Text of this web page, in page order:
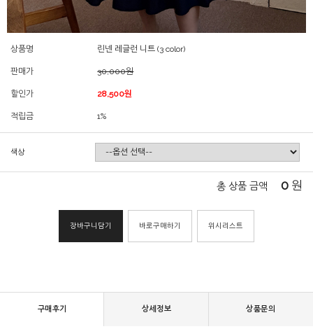
상품명 린넨 레글런 니트 (3 color)
판매가 30,000원
할인가 28,500원
적립금 1%
색상
총 상품 금액 0 원
장바구니담기 바로구매하기 위시리스트
구매후기 상세정보 상품문의